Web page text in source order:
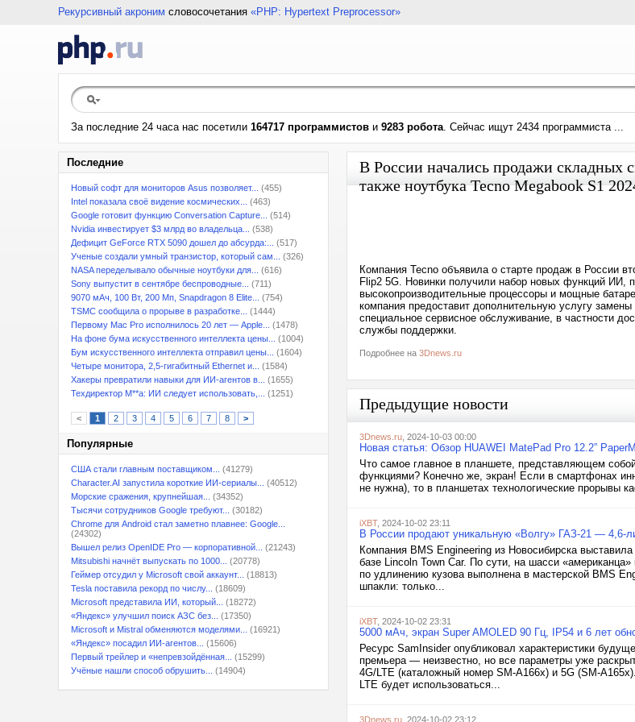
Рекурсивный акроним словосочетания «PHP: Hypertext Preprocessor»
За последние 24 часа нас посетили 164717 программистов и 9283 робота. Сейчас ищут 2434 программиста ...
Последние
Новый софт для мониторов Asus позволяет...
(455)
Intel показала своё видение космических...
(463)
Google готовит функцию Conversation Capture...
(514)
Nvidia инвестирует $3 млрд во владельца...
(538)
Дефицит GeForce RTX 5090 дошел до абсурда:...
(517)
Ученые создали умный транзистор, который сам...
(326)
NASA переделывало обычные ноутбуки для...
(616)
Sony выпустит в сентябре беспроводные...
(711)
9070 мАч, 100 Вт, 200 Мп, Snapdragon 8 Elite...
(754)
TSMC сообщила о прорыве в разработке...
(1444)
Первому Mac Pro исполнилось 20 лет — Apple...
(1478)
На фоне бума искусственного интеллекта цены...
(1004)
Бум искусственного интеллекта отправил цены...
(1604)
Четыре монитора, 2,5-гигабитный Ethernet и...
(1584)
Хакеры превратили навыки для ИИ-агентов в...
(1655)
Техдиректор M**a: ИИ следует использовать,...
(1251)
< 1 2 3 4 5 6 7 8 >
Популярные
США стали главным поставщиком...
(41279)
Character.AI запустила короткие ИИ-сериалы...
(40512)
Морские сражения, крупнейшая...
(34352)
Тысячи сотрудников Google требуют...
(30182)
Chrome для Android стал заметно плавнее: Google...
(24302)
Вышел релиз OpenIDE Pro — корпоративной...
(21243)
Mitsubishi начнёт выпускать по 1000...
(20778)
Геймер отсудил у Microsoft свой аккаунт...
(18813)
Tesla поставила рекорд по числу...
(18609)
Microsoft представила ИИ, который...
(18272)
«Яндекс» улучшил поиск АЗС без...
(17350)
Microsoft и Mistral обменяются моделями...
(16921)
«Яндекс» посадил ИИ-агентов...
(15606)
Первый трейлер и «непревзойдённая...
(15299)
Учёные нашли способ обрушить...
(14904)
В России начались продажи складных
также ноутбука Tecno Megabook S1
Компания Tecno объявила о старте продаж в России
Flip2 5G. Новинки получили набор новых функций ИИ,
высокопроизводительные процессоры и мощные
компания предоставит дополнительную услугу
специальное сервисное обслуживание, в частности
службы поддержки.
Подробнее на 3Dnews.ru
Предыдущие новости
3Dnews.ru , 2024-10-03 00:00
Новая статья: Обзор HUAWEI MatePad Pro 12.2”
Что самое главное в планшете, представляющем
функциями? Конечно же, экран! Если в смартфонах
не нужна), то в планшетах технологические прорывы
iXBT, 2024-10-02 23:11
В России продают уникальную «Волгу» ГАЗ-21 — 4,6-
Компания BMS Engineering из Новосибирска
базе Lincoln Town Car. По сути, на шасси
по удлинению кузова выполнена в мастерской BMS
шпакли: только...
iXBT, 2024-10-02 23:31
5000 мАч, экран Super AMOLED 90 Гц, IP54 и 6 лет
Ресурс SamInsider опубликовал характеристики
премьера — неизвестно, но все параметры уже
4G/LTE (каталожный номер SM-A166x) и 5G (SM-
LTE будет использоваться...
3Dnews.ru , 2024-10-02 23:12